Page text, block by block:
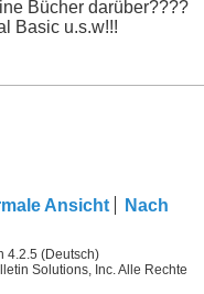
Bücher darüber????
Basic u.s.w!!!
Ansicht
Nach
4.2.5 (Deutsch)
Solutions, Inc. Alle Rechte